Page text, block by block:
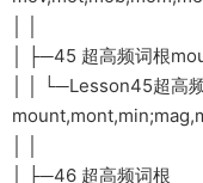
│ ├─45 超高频词根
│ │ └─Lesson45超高
│ ├─46 超高频词根